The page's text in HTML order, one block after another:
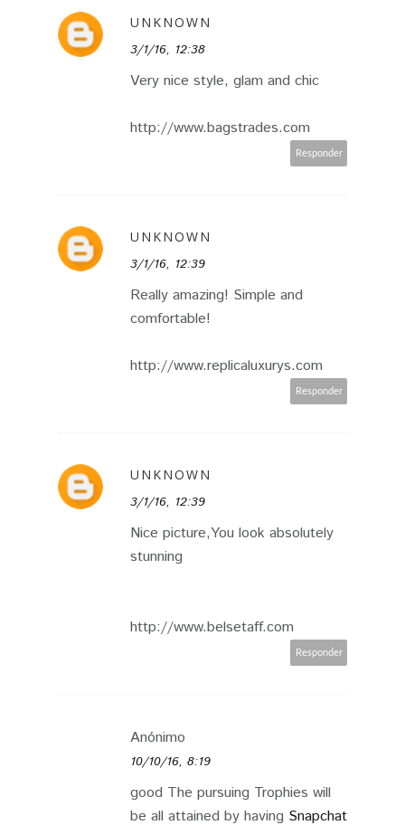
UNKNOWN
3/1/16, 12:38
Very nice style, glam and chic
http://www.bagstrades.com
Responder
UNKNOWN
3/1/16, 12:39
Really amazing! Simple and
comfortable!
http://www.replicaluxurys.com
Responder
UNKNOWN
3/1/16, 12:39
Nice picture,You look absolutely
stunning
http://www.belsetaff.com
Responder
Anónimo
10/10/16, 8:19
good The pursuing Trophies will
be all attained by having Snapchat